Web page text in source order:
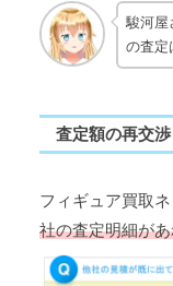
駿河屋
の査定
査定額の再交渉
フィギュア買取
社の査定明細が